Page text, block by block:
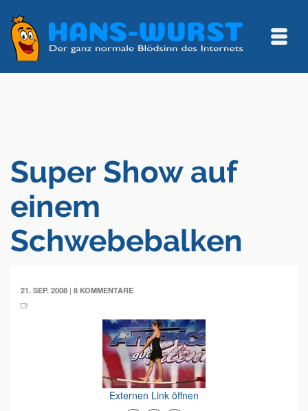
Super Show auf
einem
Schwebebalken
21. SEP. 2008 | 8 KOMMENTARE
Externen Link öffnen